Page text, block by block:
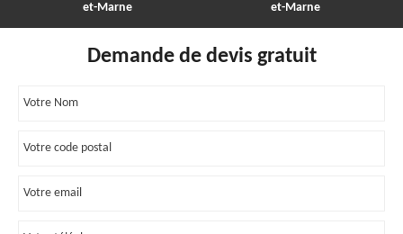
et-Marne
et-Marne
Demande de devis gratuit